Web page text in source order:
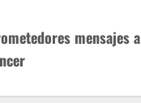
mensajes a